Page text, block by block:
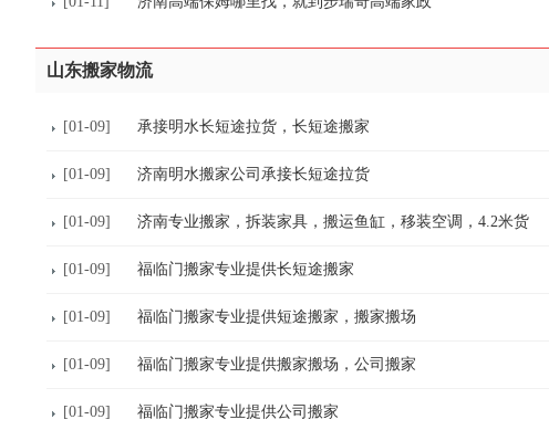
山东搬家物流
[01-09] 承接明水长短途拉货，长短途搬家
[01-09] 济南明水搬家公司承接长短途拉货
[01-09] 济南专业搬家，拆装家具，搬运鱼缸，移装空调，4.2米货
[01-09] 福临门搬家专业提供长短途搬家
[01-09] 福临门搬家专业提供短途搬家，搬家搬场
[01-09] 福临门搬家专业提供搬家搬场，公司搬家
[01-09] 福临门搬家专业提供公司搬家